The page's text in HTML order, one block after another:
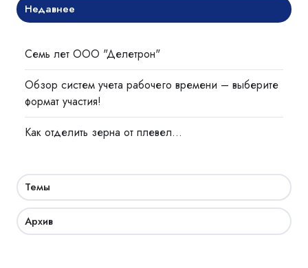
Недавнее
Семь лет ООО "Делетрон"
Обзор систем учета рабочего времени – выберите
формат участия!
Как отделить зерна от плевел…
Темы
Архив